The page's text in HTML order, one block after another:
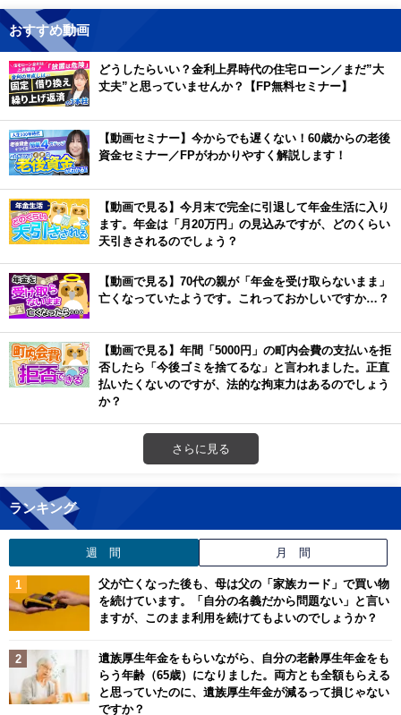
おすすめ動画
どうしたらいい？金利上昇時代の住宅ローン／まだ”大
丈夫”と思っていませんか？【FP無料セミナー】
【動画セミナー】今からでも遅くない！60歳からの老後
資金セミナー／FPがわかりやすく解説します！
【動画で見る】今月末で完全に引退して年金生活に入り
ます。年金は「月20万円」の見込みですが、どのくらい
天引きされるのでしょう？
【動画で見る】70代の親が「年金を受け取らないまま」
亡くなっていたようです。これっておかしいですか…？
【動画で見る】年間「5000円」の町内会費の支払いを拒
否したら「今後ゴミを捨てるな」と言われました。正直
払いたくないのですが、法的な拘束力はあるのでしょう
か？
さらに見る
ランキング
週 間 月 間
父が亡くなった後も、母は父の「家族カード」で買い物
を続けています。「自分の名義だから問題ない」と言い
ますが、このまま利用を続けてもよいのでしょうか？
遺族厚生年金をもらいながら、自分の老齢厚生年金をも
らう年齢（65歳）になりました。両方とも全額もらえる
と思っていたのに、遺族厚生年金が減るって損じゃない
ですか？